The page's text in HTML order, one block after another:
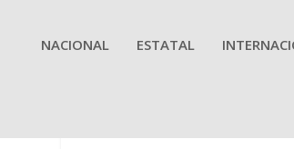
NACIONAL ESTATAL